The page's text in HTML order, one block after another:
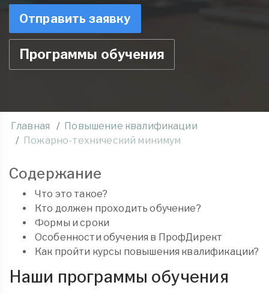
Отправить заявку
Программы обучения
Главная
Повышение квалификации
Пожарно-технический минимум
Содержание
Что это такое?
Кто должен проходить обучение?
Формы и сроки
Особенности обучения в ПрофДирект
Как пройти курсы повышения квалификации?
Наши программы обучения